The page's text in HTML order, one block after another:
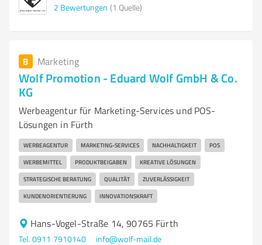
2 Bewertungen (1 Quelle)
8 Marketing
Wolf Promotion - Eduard Wolf GmbH & Co.
KG
Werbeagentur für Marketing-Services und POS-
Lösungen in Fürth
WERBEAGENTUR MARKETING-SERVICES NACHHALTIGKEIT POS
WERBEMITTEL PRODUKTBEIGABEN KREATIVE LÖSUNGEN
STRATEGISCHE BERATUNG QUALITÄT ZUVERLÄSSIGKEIT
KUNDENORIENTIERUNG INNOVATIONSKRAFT
Hans-Vogel-Straße 14, 90765 Fürth
Tel. 0911 7910140
info@wolf-mail.de